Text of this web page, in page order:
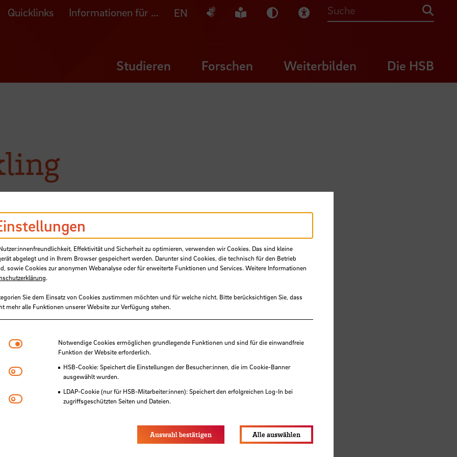
Quicklinks Informationen für ... EN Deutsche Gebärdensprache
Leichte Sprache
Dunkel-Modus
Visuelle Hilfe
Suche
Studieren Forschen Weiterbilden Die HSB
Effektivität und Sicherheit zu optimieren, verwenden wir Cookies. Das sind kleine
abgelegt und in Ihrem Browser gespeichert werden. Darunter sind Cookies, die technisch für den Betrieb
sowie Cookies zur anonymen Webanalyse oder für erweiterte Funktionen und Services. Weitere Informationen
.
Sie dem Einsatz von Cookies zustimmen möchten und für welche nicht. Bitte berücksichtigen Sie, dass
mehr alle Funktionen unserer Website zur Verfügung stehen.
Notwendige CookiesNotwendige Cookies ermöglichen grundlegende Funktionen und sind für die einwandfreie
Funktion der Website erforderlich.
HSB-Cookie: Speichert die Einstellungen der Besucher:innen, die im Cookie-Banner
ausgewählt wurden.
LDAP-Cookie (nur für HSB-Mitarbeiter:innen): Speichert den erfolgreichen Log-In bei
zugriffsgeschützten Seiten und Dateien.
Matomo
Youtube
Auswahl bestätigen Alle auswählen